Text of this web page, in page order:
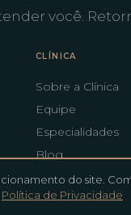
do site.
Política de Privacidade
você.
CLÍNICA
Sobre a Clínica
Equipe
Especialidades
Blog
23.258 · CRO-PR-CL